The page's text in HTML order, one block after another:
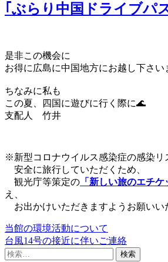
｢ぶらり中国ドライブパ
是非この機会に
お得に広島に中国地方にお越し下さい
ちなみに私も
この夏、四国に遊びに行く際に🌊
支配人 竹井
※新型コロナウイルス感染症の感染リ
安全に旅行していただくため、
観光庁等策定の 「新しい旅のエチケ
え、
お出かけいただきますようお願いい
投
稿
当館の環境活動について
台風14号の接近に伴いご連絡
検